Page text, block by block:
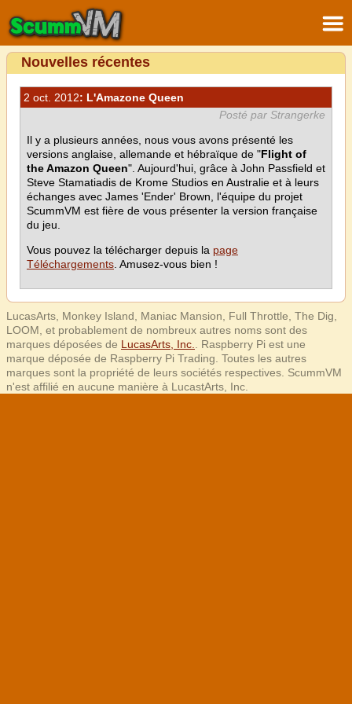
Nouvelles récentes
2 oct. 2012: L'Amazone Queen
Posté par Strangerke
Il y a plusieurs années, nous vous avons présenté les
versions anglaise, allemande et hébraïque de "Flight of
the Amazon Queen". Aujourd'hui, grâce à John Passfield et
Steve Stamatiadis de Krome Studios en Australie et à leurs
échanges avec James 'Ender' Brown, l'équipe du projet
ScummVM est fière de vous présenter la version française
du jeu.
Vous pouvez la télécharger depuis la page
Téléchargements . Amusez-vous bien !
LucasArts, Monkey Island, Maniac Mansion, Full Throttle, The Dig,
LOOM, et probablement de nombreux autres noms sont des
marques déposées de LucasArts, Inc.
. Raspberry Pi est une
marque déposée de Raspberry Pi Trading. Toutes les autres
marques sont la propriété de leurs sociétés respectives. ScummVM
n'est affilié en aucune manière à LucastArts, Inc.